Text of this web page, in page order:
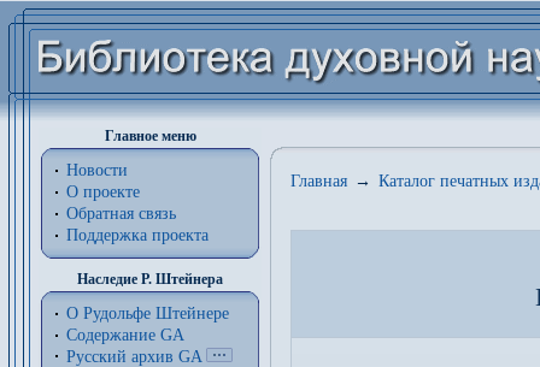
Главное меню
Новости
О проекте
Обратная связь
Поддержка проекта
Наследие Р. Штейнера
О Рудольфе Штейнере
Содержание GA
Русский архив GA
Главная → Каталог печатных